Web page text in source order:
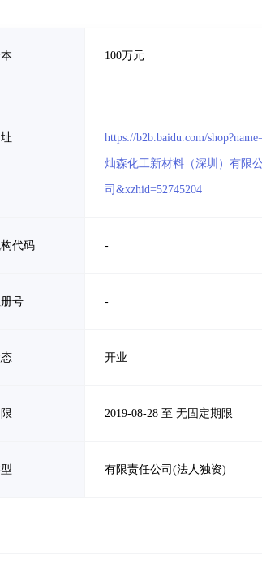
100万元
https://b2b.baidu.com/
灿森化工新材料（深圳）有限
司&xzhid=52745204
代码 -
号 -
开业
2019-08-28 至 无固定期限
有限责任公司(法人独资)